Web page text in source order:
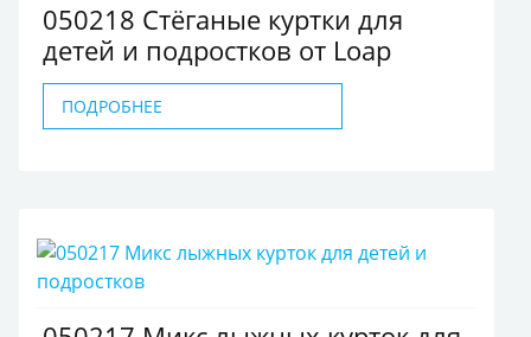
050218 Стёганые куртки для
детей и подростков от Loap
ПОДРОБНЕЕ